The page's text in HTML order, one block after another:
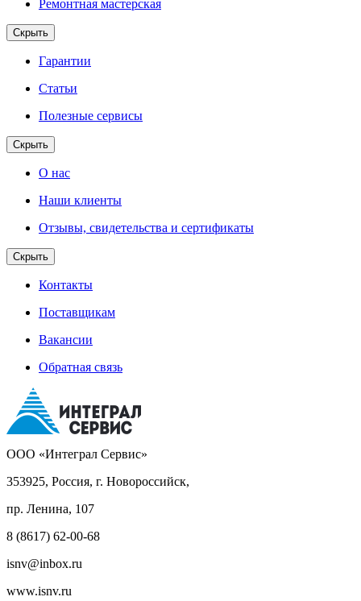
Ремонтная мастерская
Скрыть
Гарантии
Статьи
Полезные сервисы
Скрыть
О нас
Наши клиенты
Отзывы, свидетельства и сертификаты
Скрыть
Контакты
Поставщикам
Вакансии
Обратная связь
ООО «Интеграл Сервис»
353925, Россия, г. Новороссийск,
пр. Ленина, 107
8 (8617) 62-00-68
isnv@inbox.ru
www.isnv.ru